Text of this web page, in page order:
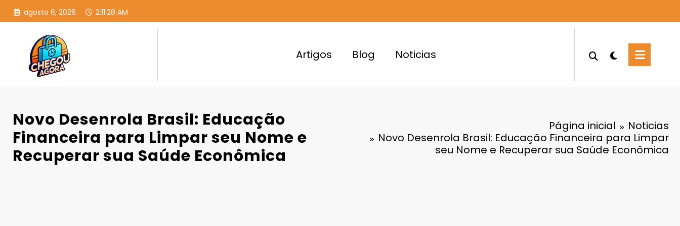
Pular
para
conteúdo
agosto 6, 2026 2:11:29 AM
Artigos Blog Noticias
Novo Desenrola Brasil: Educação
Financeira para Limpar seu Nome e
Recuperar sua Saúde Econômica
Página inicial
Noticias
Novo Desenrola Brasil: Educação Financeira para Limpar
seu Nome e Recuperar sua Saúde Econômica